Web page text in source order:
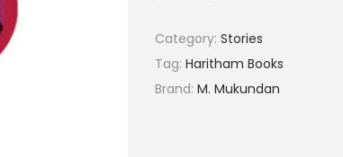
Category: Stories
Tag: Haritham Books
Brand: M. Mukundan